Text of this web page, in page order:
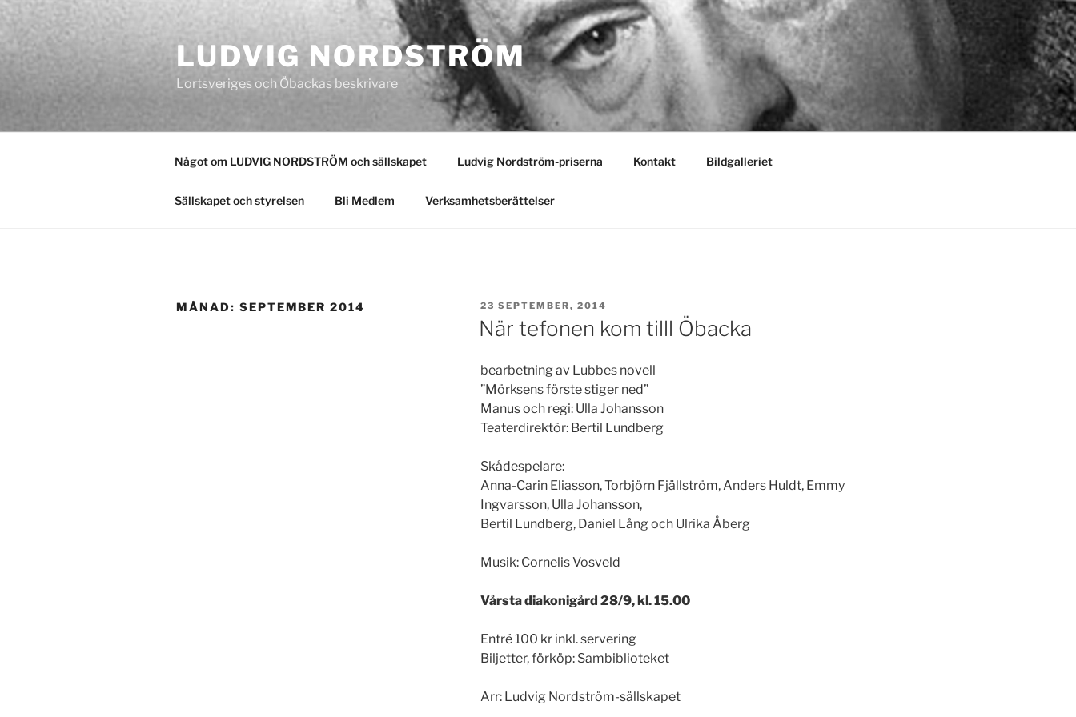
Hoppa
innehåll
LUDVIG NORDSTRÖM
Lortsveriges och Öbackas beskrivare
Något om LUDVIG NORDSTRÖM och sällskapet Ludvig Nordström-priserna Kontakt Bildgalleriet
Sällskapet och styrelsen Bli Medlem Verksamhetsberättelser
MÅNAD: SEPTEMBER 2014 PUBLICERAT
23 SEPTEMBER, 2014
När tefonen kom tilll Öbacka
bearbetning av Lubbes novell
”Mörksens förste stiger ned”
Manus och regi: Ulla Johansson
Teaterdirektör: Bertil Lundberg
Skådespelare:
Anna-Carin Eliasson, Torbjörn Fjällström, Anders Huldt, Emmy
Ingvarsson, Ulla Johansson,
Bertil Lundberg, Daniel Lång och Ulrika Åberg
Musik: Cornelis Vosveld
Vårsta diakonigård 28/9, kl. 15.00
Entré 100 kr inkl. servering
Biljetter, förköp: Sambiblioteket
Arr: Ludvig Nordström-sällskapet